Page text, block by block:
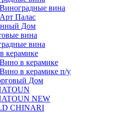
Виноградные вина
Арт Палас
Дом
вина
вина
керамике
Вино в керамике
Вино в керамике п/у
Дом
NEW
CHINARI